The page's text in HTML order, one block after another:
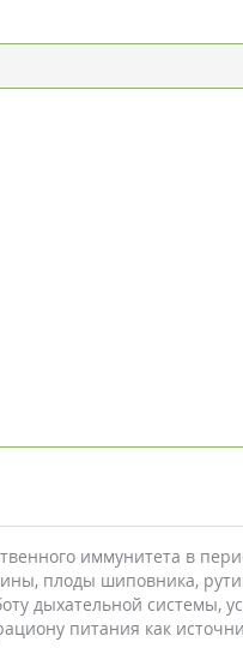
иммунитета в
плоды шиповника,
дыхательной системы,
питания как